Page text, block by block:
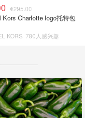
€295.00
Kors Charlotte logo托特包
KORS 780人感兴趣